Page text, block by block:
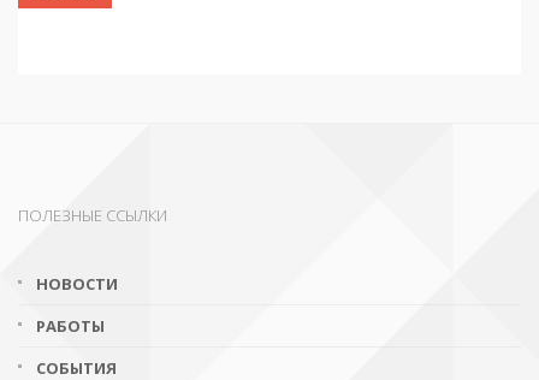
ПОЛЕЗНЫЕ ССЫЛКИ
НОВОСТИ
РАБОТЫ
СОБЫТИЯ